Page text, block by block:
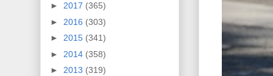
► 2017 (365)
► 2016 (303)
► 2015 (341)
► 2014 (358)
► 2013 (319)